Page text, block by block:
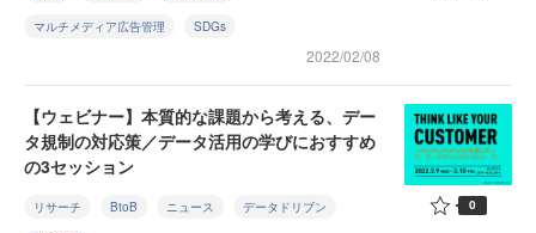
マルチメディア広告管理 SDGs
2022/02/08
【ウェビナー】本質的な課題から考える、デー
タ規制の対応策／データ活用の学びにおすすめ
の3セッション
リサーチ BtoB ニュース データドリブン 0